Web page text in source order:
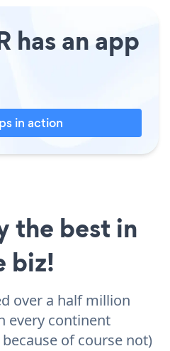
has an app
in action
the best in
biz!
over a half million
every continent
of course not)